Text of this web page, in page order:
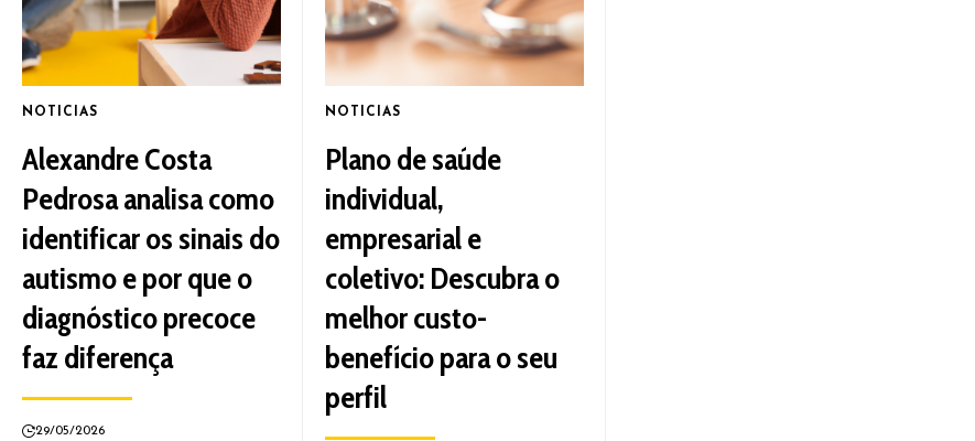
NOTICIAS
Alexandre Costa
Pedrosa analisa como
identificar os sinais do
autismo e por que o
diagnóstico precoce
faz diferença
29/05/2026
NOTICIAS
Plano de saúde
individual,
empresarial e
coletivo: Descubra o
melhor custo-
benefício para o seu
perfil